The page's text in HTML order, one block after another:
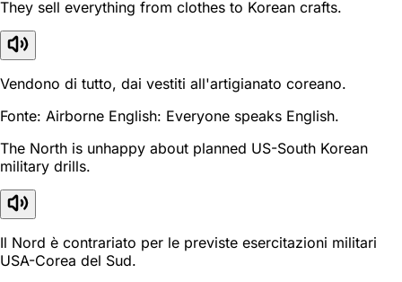
They sell everything from clothes to Korean crafts.
Vendono di tutto, dai vestiti all'artigianato coreano.
Fonte: Airborne English: Everyone speaks English.
The North is unhappy about planned US-South Korean
military drills.
Il Nord è contrariato per le previste esercitazioni militari
USA-Corea del Sud.